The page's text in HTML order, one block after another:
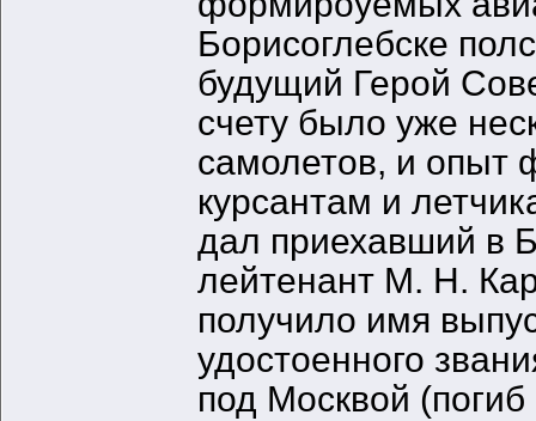
Борисоглебске
будущий Герой
счету было уже
самолетов, и опыт
курсантам и
дал приехавший в
лейтенант М. Н.
получило имя
удостоенного
под Москвой